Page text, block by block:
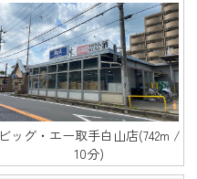
ビッグ・エー取手白山店(742m /
10分)